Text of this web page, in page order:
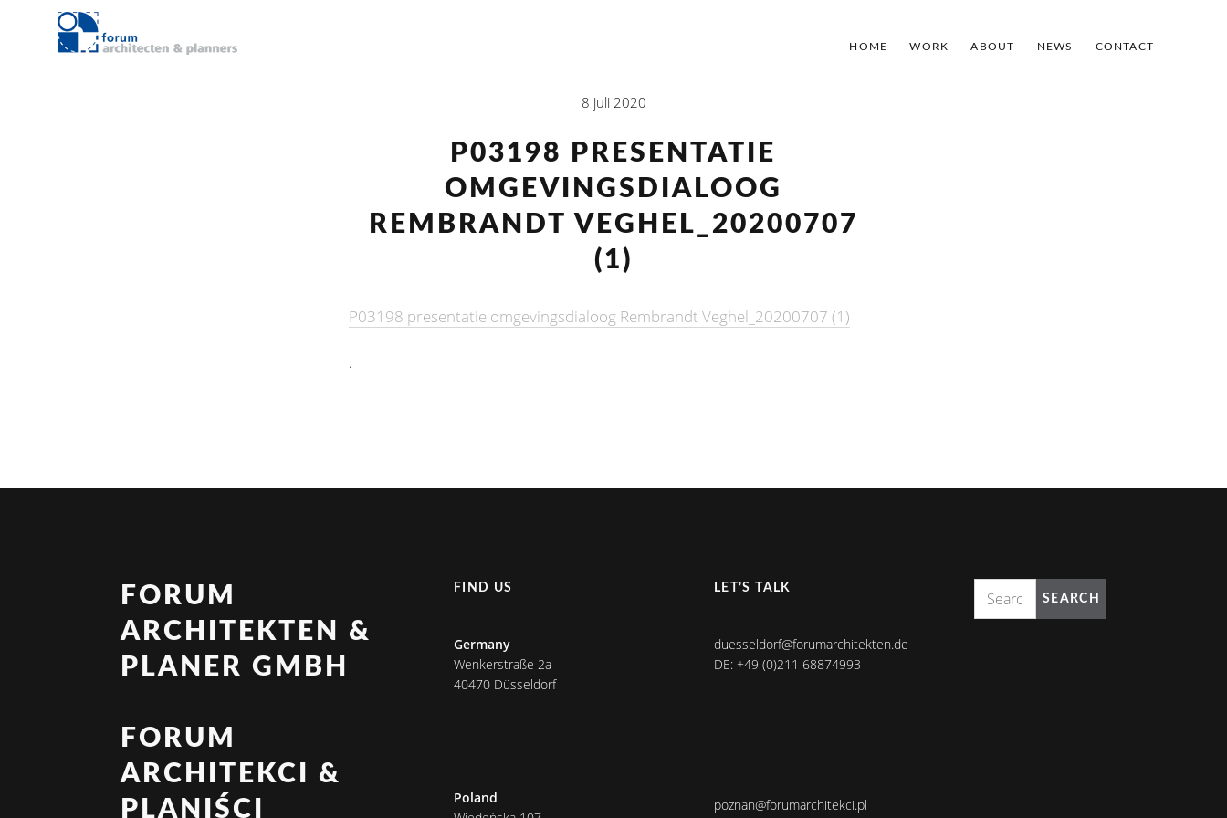
HOME WORK ABOUT NEWS CONTACT
8 juli 2020
P03198 PRESENTATIE
OMGEVINGSDIALOOG
REMBRANDT VEGHEL_20200707
(1)
P03198 presentatie omgevingsdialoog Rembrandt Veghel_20200707 (1)
.
FORUM
ARCHITEKTEN &
PLANER GMBH
FORUM
ARCHITEKCI &
PLANIŚCI
FIND US
Germany
Wenkerstraße 2a
40470 Düsseldorf
Poland
LET’S TALK
duesseldorf@forumarchitekten.de
DE: +49 (0)211 68874993
poznan@forumarchitekci.pl
SEARCH